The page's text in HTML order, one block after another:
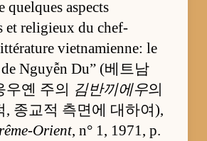
quelques aspects
et religieux du chef-
vietnamienne: le
de Nguyễn Du” (베트남
우옌 주의 김반끼에우의
, 종교적 측면에 대하여),
Orient, n° 1, 1971, p.